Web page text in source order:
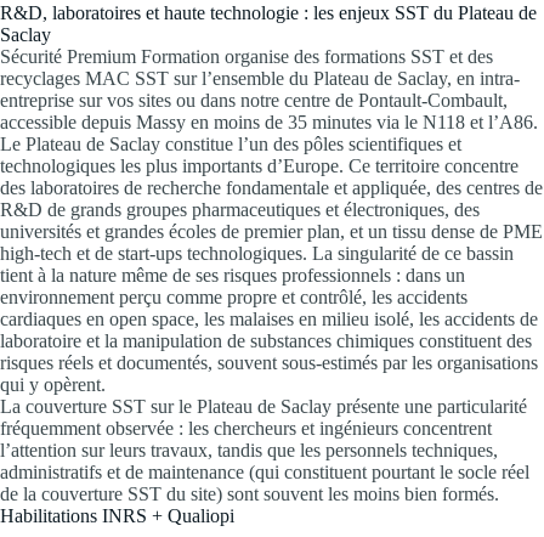
R&D, laboratoires et haute technologie : les enjeux SST du Plateau de
Saclay
Sécurité Premium Formation organise des formations SST et des
recyclages MAC SST sur l’ensemble du Plateau de Saclay, en intra-
entreprise sur vos sites ou dans notre centre de Pontault-Combault,
accessible depuis Massy en moins de 35 minutes via le N118 et l’A86.
Le Plateau de Saclay constitue l’un des pôles scientifiques et
technologiques les plus importants d’Europe. Ce territoire concentre
des laboratoires de recherche fondamentale et appliquée, des centres de
R&D de grands groupes pharmaceutiques et électroniques, des
universités et grandes écoles de premier plan, et un tissu dense de PME
high-tech et de start-ups technologiques. La singularité de ce bassin
tient à la nature même de ses risques professionnels : dans un
environnement perçu comme propre et contrôlé, les accidents
cardiaques en open space, les malaises en milieu isolé, les accidents de
laboratoire et la manipulation de substances chimiques constituent des
risques réels et documentés, souvent sous-estimés par les organisations
qui y opèrent.
La couverture SST sur le Plateau de Saclay présente une particularité
fréquemment observée : les chercheurs et ingénieurs concentrent
l’attention sur leurs travaux, tandis que les personnels techniques,
administratifs et de maintenance (qui constituent pourtant le socle réel
de la couverture SST du site) sont souvent les moins bien formés.
Habilitations INRS + Qualiopi